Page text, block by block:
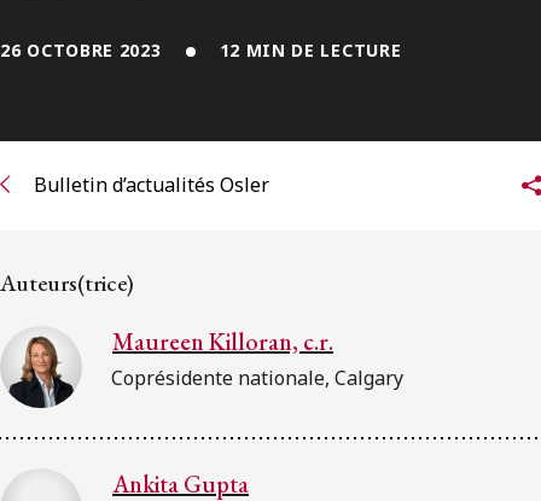
26 OCTOBRE 2023 12 MIN DE LECTURE
Bulletin d’actualités Osler
Auteurs(trice)
Maureen Killoran, c.r.
Coprésidente nationale, Calgary
Ankita Gupta